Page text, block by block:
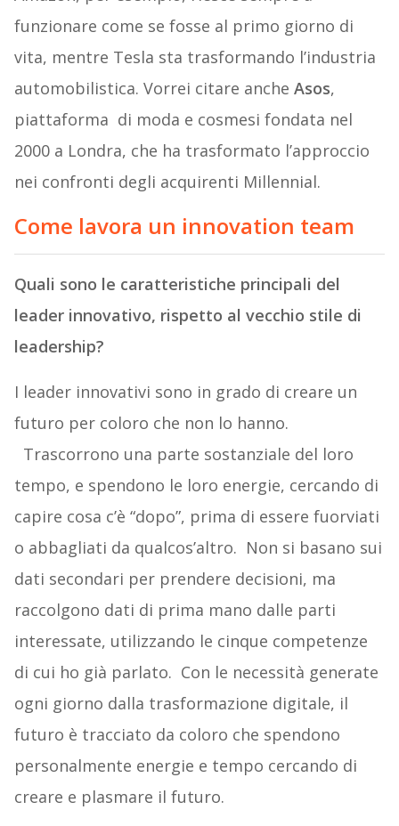
funzionare come se fosse al primo giorno di
vita, mentre Tesla sta trasformando l’industria
automobilistica. Vorrei citare anche Asos,
piattaforma di moda e cosmesi fondata nel
2000 a Londra, che ha trasformato l’approccio
nei confronti degli acquirenti Millennial.
Come lavora un innovation team
Quali sono le caratteristiche principali del
leader innovativo, rispetto al vecchio stile di
leadership?
I leader innovativi sono in grado di creare un
futuro per coloro che non lo hanno.
Trascorrono una parte sostanziale del loro
tempo, e spendono le loro energie, cercando di
capire cosa c’è “dopo”, prima di essere fuorviati
o abbagliati da qualcos’altro. Non si basano sui
dati secondari per prendere decisioni, ma
raccolgono dati di prima mano dalle parti
interessate, utilizzando le cinque competenze
di cui ho già parlato. Con le necessità generate
ogni giorno dalla trasformazione digitale, il
futuro è tracciato da coloro che spendono
personalmente energie e tempo cercando di
creare e plasmare il futuro.